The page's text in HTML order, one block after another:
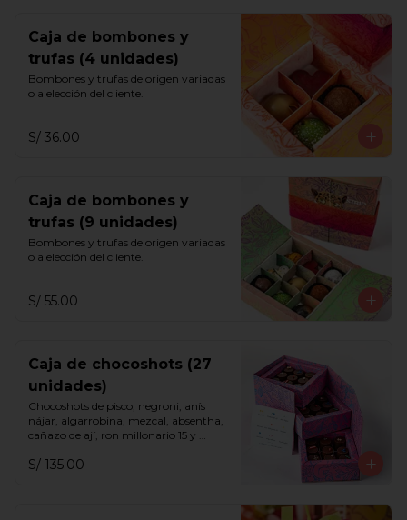
Caja de bombones y
trufas (4 unidades)
Bombones y trufas de origen variadas
o a elección del cliente.
S/ 36.00
Caja de bombones y
trufas (9 unidades)
Bombones y trufas de origen variadas
o a elección del cliente.
S/ 55.00
Caja de chocoshots (27
unidades)
Chocoshots de pisco, negroni, anís
nájar, algarrobina, mezcal, absentha,
cañazo de ají, ron millonario 15 y
S/ 135.00